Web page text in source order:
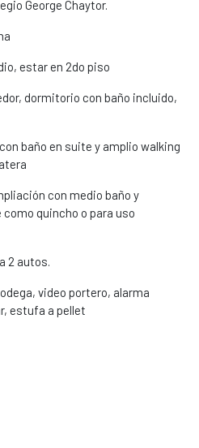
George Chaytor.
estar en 2do piso
dormitorio con baño incluido,
baño en suite y amplio walking
con medio baño y
quincho o para uso
2 autos.
video portero, alarma
estufa a pellet